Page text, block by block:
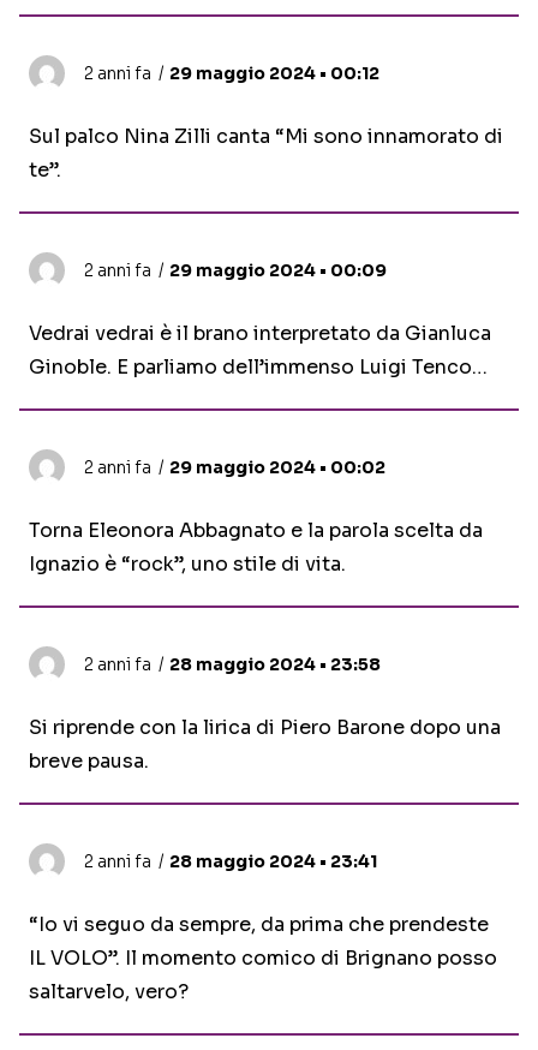
2 anni fa 29 maggio 2024 • 00:12
Sul palco Nina Zilli canta “Mi sono innamorato di
te”.
2 anni fa 29 maggio 2024 • 00:09
Vedrai vedrai è il brano interpretato da Gianluca
Ginoble. E parliamo dell’immenso Luigi Tenco…
2 anni fa 29 maggio 2024 • 00:02
Torna Eleonora Abbagnato e la parola scelta da
Ignazio è “rock”, uno stile di vita.
2 anni fa 28 maggio 2024 • 23:58
Si riprende con la lirica di Piero Barone dopo una
breve pausa.
2 anni fa 28 maggio 2024 • 23:41
“Io vi seguo da sempre, da prima che prendeste
IL VOLO”. Il momento comico di Brignano posso
saltarvelo, vero?